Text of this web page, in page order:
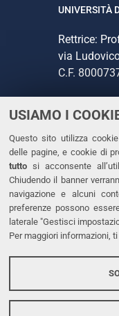
USIAMO I
Questo sito utilizza
delle pagine, e cookie di
tutto si acconsente
Chiudendo il banner
navigazione e alcuni
preferenze possono
laterale "Gestisci
Per maggiori informazioni,
UNIVERSITÀ
Rettrice:
via
C.F.
CONTATTI
Tel. +39
Fax. +39
PEC
LINKS
Protezione